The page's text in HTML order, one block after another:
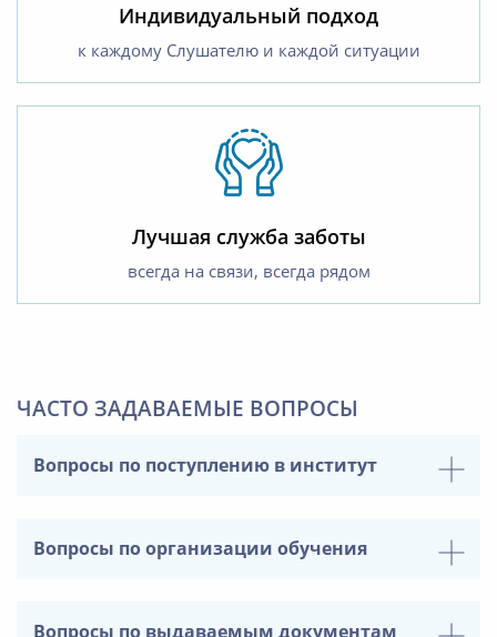
Индивидуальный подход
к каждому Слушателю и каждой ситуации
Лучшая служба заботы
всегда на связи, всегда рядом
ЧАСТО ЗАДАВАЕМЫЕ ВОПРОСЫ
Вопросы по поступлению в институт
Вопросы по организации обучения
Вопросы по выдаваемым документам